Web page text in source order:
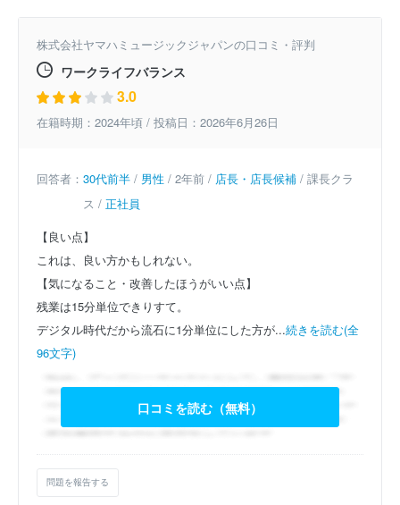
株式会社ヤマハミュージックジャパンの口コミ・評判
ワークライフバランス
3.0
在籍時期：2024年頃 / 投稿日：2026年6月26日
回答者： 30代前半 / 男性 / 2年前 / 店長・店長候補 / 課長クラ
ス / 正社員
【良い点】
これは、良い方かもしれない。
【気になること・改善したほうがいい点】
残業は15分単位できりすて。
デジタル時代だから流石に1分単位にした方が...続きを読む(全
96文字)
口コミを読む（無料）
問題を報告する